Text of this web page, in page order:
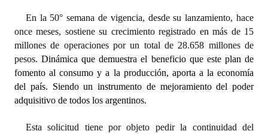
Antiguos Pobladores
Noticias Destacadas
Registros y Distinciones
Datos Históricos
En la 50° semana de vigencia, desde su lanzamiento, hace
once meses, sostiene su crecimiento registrado en más de 15
millones de operaciones por un total de 28.658 millones de
pesos. Dinámica que demuestra el beneficio que este plan de
fomento al consumo y a la producción, aporta a la economía
del país. Siendo un instrumento de mejoramiento del poder
adquisitivo de todos los argentinos.
Esta solicitud tiene por objeto pedir la continuidad del